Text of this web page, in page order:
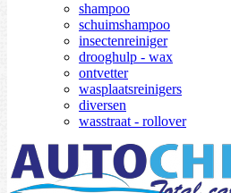
shampoo
schuimshampoo
insectenreiniger
drooghulp - wax
ontvetter
wasplaatsreinigers
diversen
wasstraat - rollover